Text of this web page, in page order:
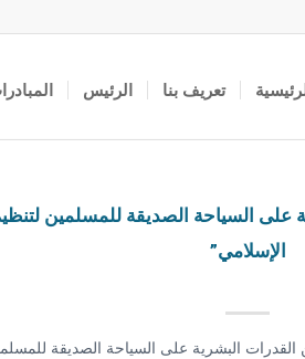
تعريف بنا الرئيس
على السياحة الصديقة للمسلمين
الإسلامي”
إطار مشروع بعنوان “تحسين القدرات البشرية على